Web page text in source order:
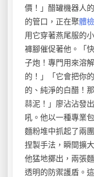
價！」醋罐機器人
的管口，正在聚體
用它穿著燕尾服的
褲腳催促著他。「
子炮！專門用來溶
的！」「它會把你
的、純淨的白醋！
蒜泥！」廖沾沾發
吼。他以一種專業
麵粉堆中抓起了兩
捏製手法，瞬間擴
他猛地擲出，兩張
透明的防禦護盾。